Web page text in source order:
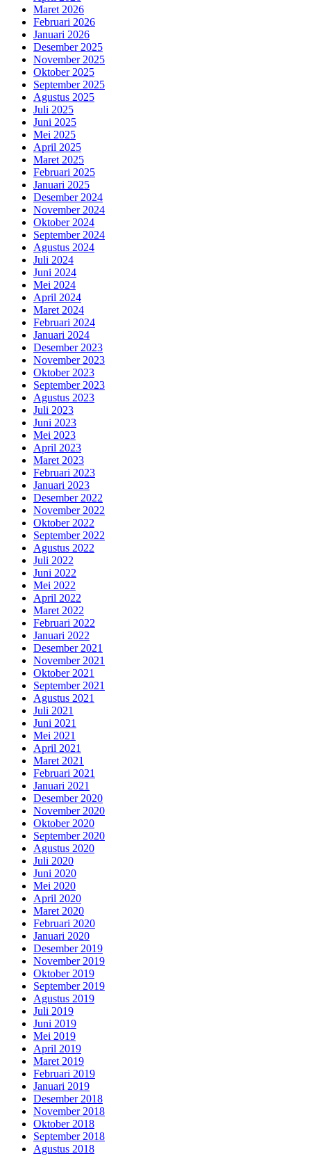
Maret 2026
Februari 2026
Januari 2026
Desember 2025
November 2025
Oktober 2025
September 2025
Agustus 2025
Juli 2025
Juni 2025
Mei 2025
April 2025
Maret 2025
Februari 2025
Januari 2025
Desember 2024
November 2024
Oktober 2024
September 2024
Agustus 2024
Juli 2024
Juni 2024
Mei 2024
April 2024
Maret 2024
Februari 2024
Januari 2024
Desember 2023
November 2023
Oktober 2023
September 2023
Agustus 2023
Juli 2023
Juni 2023
Mei 2023
April 2023
Maret 2023
Februari 2023
Januari 2023
Desember 2022
November 2022
Oktober 2022
September 2022
Agustus 2022
Juli 2022
Juni 2022
Mei 2022
April 2022
Maret 2022
Februari 2022
Januari 2022
Desember 2021
November 2021
Oktober 2021
September 2021
Agustus 2021
Juli 2021
Juni 2021
Mei 2021
April 2021
Maret 2021
Februari 2021
Januari 2021
Desember 2020
November 2020
Oktober 2020
September 2020
Agustus 2020
Juli 2020
Juni 2020
Mei 2020
April 2020
Maret 2020
Februari 2020
Januari 2020
Desember 2019
November 2019
Oktober 2019
September 2019
Agustus 2019
Juli 2019
Juni 2019
Mei 2019
April 2019
Maret 2019
Februari 2019
Januari 2019
Desember 2018
November 2018
Oktober 2018
September 2018
Agustus 2018